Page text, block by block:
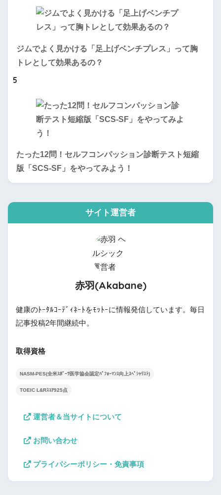
ジムでよく見かける「足上げベンチプレス」って胸
トレとして効果あるの？
5
たった12問！セルフコンパッション診断テスト短縮
版「SCS-SF」をやってみよう！
サイト運営者
赤羽(Akabane)
健康のﾄｰﾀﾙｺｰﾃﾞｨﾈｰﾄをﾓｯﾄｰに情報発信しています。毎日
記事投稿2年間継続中。
取得資格
NASM-PES(全米ｽﾎﾟｰﾂ医学協会認定ﾊﾟﾌｫｰﾏﾝｽ向上ｽﾍﾟｼｬﾘｽﾄ)
TOEIC L&Rｽｺｱ925点
運営者＆当サイトについて
お問い合わせ
プライバシーポリシー・免責事項